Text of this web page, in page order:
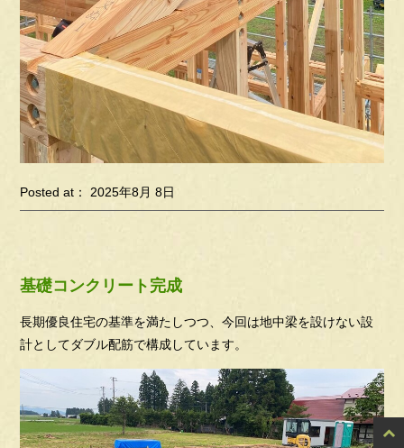
Posted at： 2025年8月 8日
基礎コンクリート完成
長期優良住宅の基準を満たしつつ、今回は地中梁を設けない設
計としてダブル配筋で構成しています。